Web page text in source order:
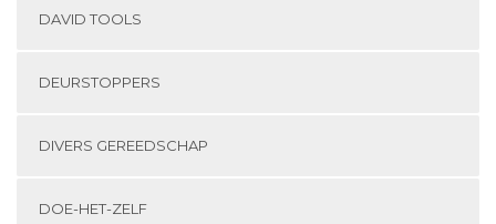
DAVID TOOLS
DEURSTOPPERS
DIVERS GEREEDSCHAP
DOE-HET-ZELF